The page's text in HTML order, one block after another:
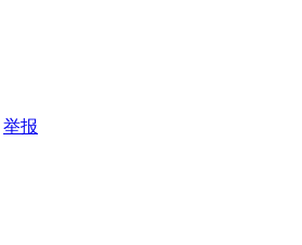
举报